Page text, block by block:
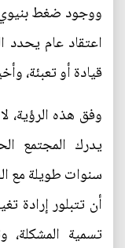
ووجود ضغط بنيوي
اعتقاد عام
قيادة أو تعبئة،
وفق هذه الرؤية،
يدرك المجتمع
سنوات طويلة مع
أن تتبلور إرادة
تسمية المشكلة،